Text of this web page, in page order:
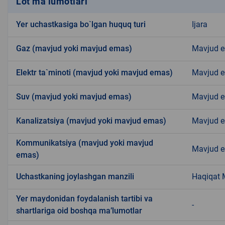
Yer uchastkasiga bo`lgan huquq turi Ijara
Gaz (mavjud yoki mavjud emas) Mavjud
Elektr ta`minoti (mavjud yoki mavjud emas) Mavjud
Suv (mavjud yoki mavjud emas) Mavjud
Kanalizatsiya (mavjud yoki mavjud emas) Mavjud
Kommunikatsiya (mavjud yoki mavjud
emas)
Mavjud
Uchastkaning joylashgan manzili Haqiqat
Yer maydonidan foydalanish tartibi va
shartlariga oid boshqa ma’lumotlar
-